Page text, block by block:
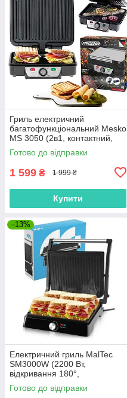
Гриль електричний
багатофункціональний Mesko
MS 3050 (2в1, контактний,
розкладний, 2500Вт)
Готово до відправки
1 599 ₴ 1 999 ₴
Купити
–13%
Електричний гриль MalTec
SM3000W (2200 Вт,
відкривання 180°,
антипригарне покриття,
Польща)
Готово до відправки